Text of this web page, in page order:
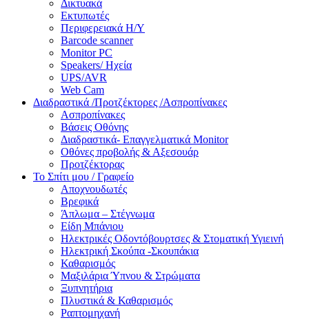
Δικτυακά
Εκτυπωτές
Περιφερειακά Η/Υ
Barcode scanner
Monitor PC
Speakers/ Ηχεία
UPS/AVR
Web Cam
Διαδραστικά /Προτζέκτορες /Ασπροπίνακες
Ασπροπίνακες
Βάσεις Οθόνης
Διαδραστικά- Επαγγελματικά Monitor
Οθόνες προβολής & Αξεσουάρ
Προτζέκτορας
Το Σπίτι μου / Γραφείο
Αποχνουδωτές
Βρεφικά
Άπλωμα – Στέγνωμα
Είδη Μπάνιου
Ηλεκτρικές Οδοντόβουρτσες & Στοματική Υγιεινή
Ηλεκτρική Σκούπα -Σκουπάκια
Καθαρισμός
Μαξιλάρια Ύπνου & Στρώματα
Ξυπνητήρια
Πλυστικά & Καθαρισμός
Ραπτομηχανή